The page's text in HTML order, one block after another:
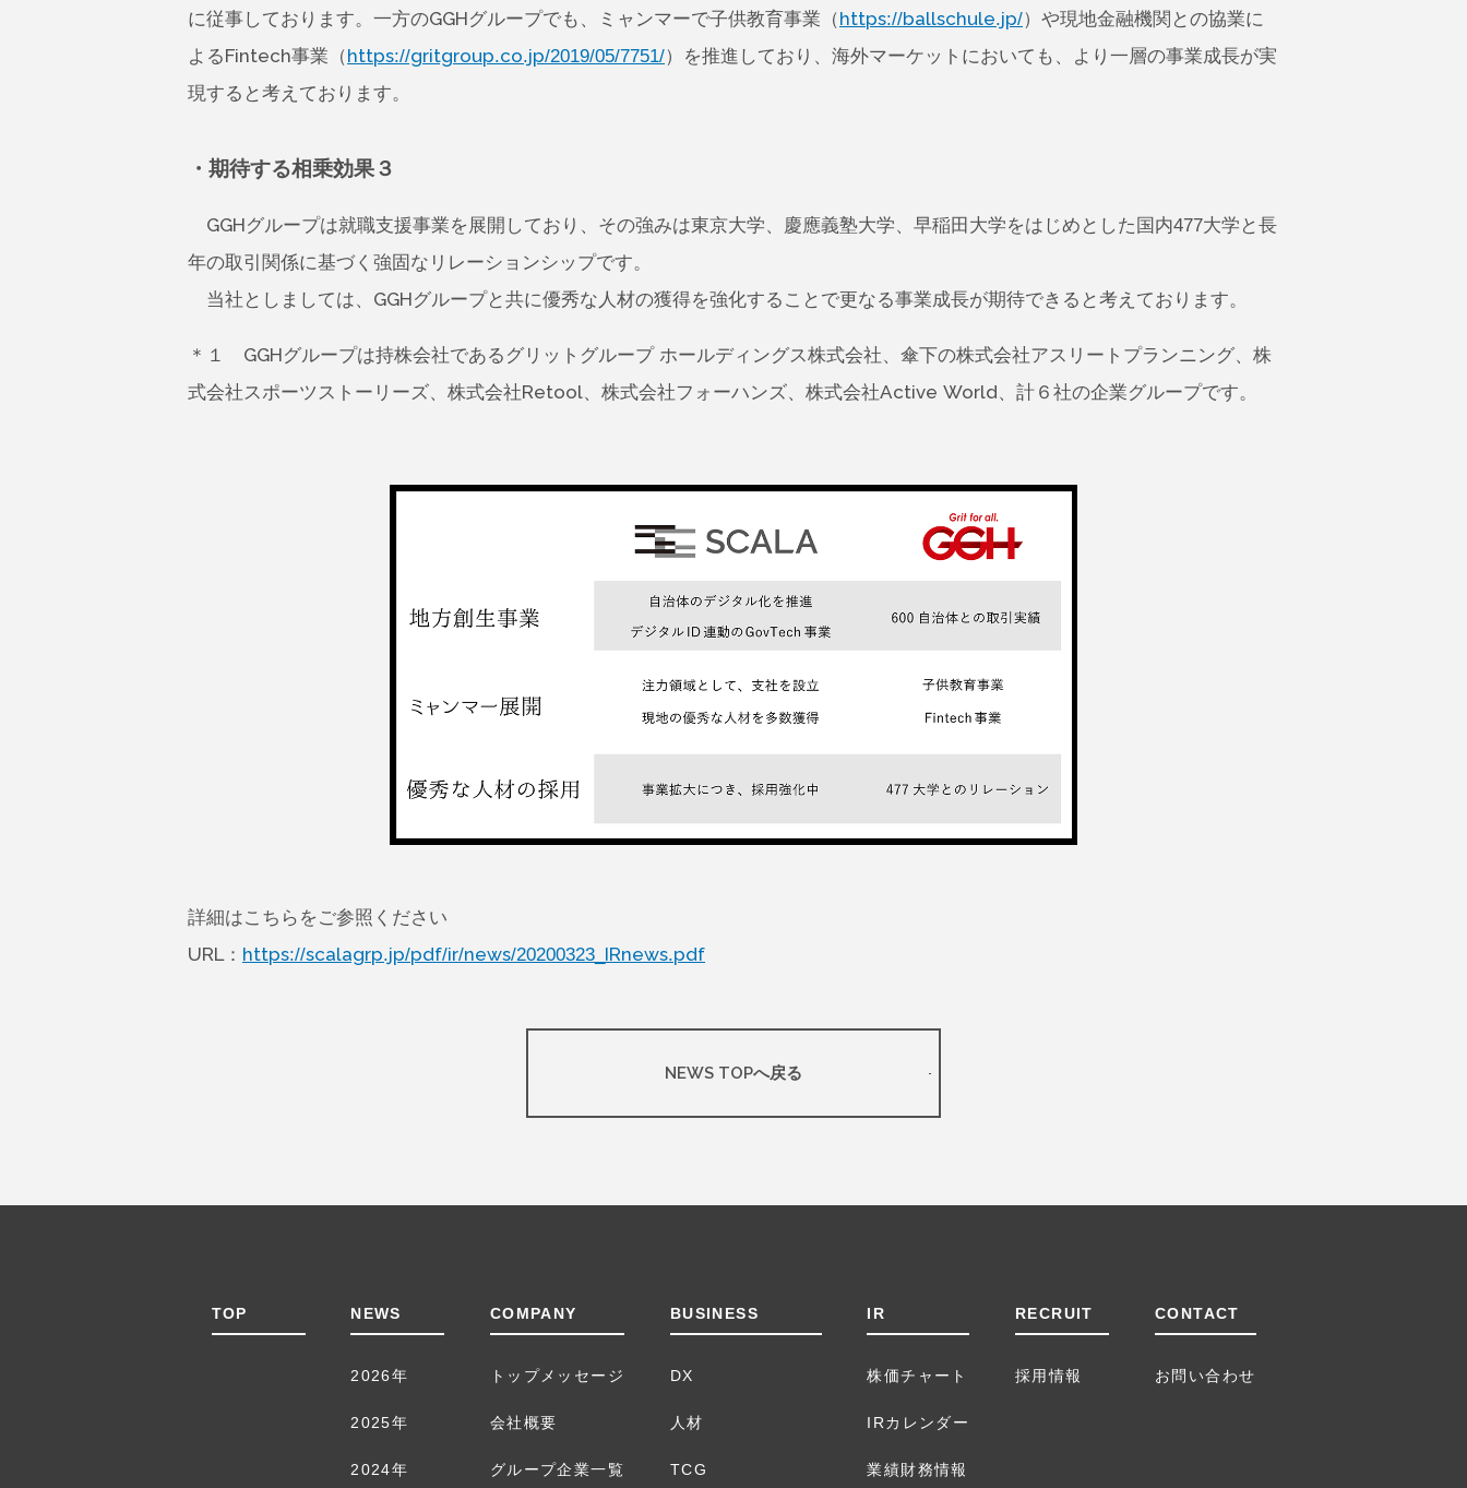
に従事しております。一方のGGHグループでも、ミャンマーで子供教育事業（ https://ballschule.jp/）や現地金融機関との協業に
よるFintech事業（ https://gritgroup.co.jp/2019/05/7751/）を推進しており、海外マーケットにおいても、より一層の事業成長が実
現すると考えております。
・期待する相乗効果３
GGHグループは就職支援事業を展開しており、その強みは東京大学、慶應義塾大学、早稲田大学をはじめとした国内477大学と長
年の取引関係に基づく強固なリレーションシップです。
当社としましては、GGHグループと共に優秀な人材の獲得を強化することで更なる事業成長が期待できると考えております。
＊１ GGHグループは持株会社であるグリットグループ ホールディングス株式会社、傘下の株式会社アスリートプランニング、株
式会社スポーツストーリーズ、株式会社Retool、株式会社フォーハンズ、株式会社Active World、計６社の企業グループです。
詳細はこちらをご参照ください
URL： https://scalagrp.jp/pdf/ir/news/20200323_IRnews.pdf
NEWS TOPへ戻る
TOP NEWS
2026年
2025年
2024年
COMPANY
トップメッセージ
会社概要
グループ企業一覧
BUSINESS
DX
人材
TCG
IR
株価チャート
IRカレンダー
業績財務情報
RECRUIT
採用情報
CONTACT
お問い合わせ